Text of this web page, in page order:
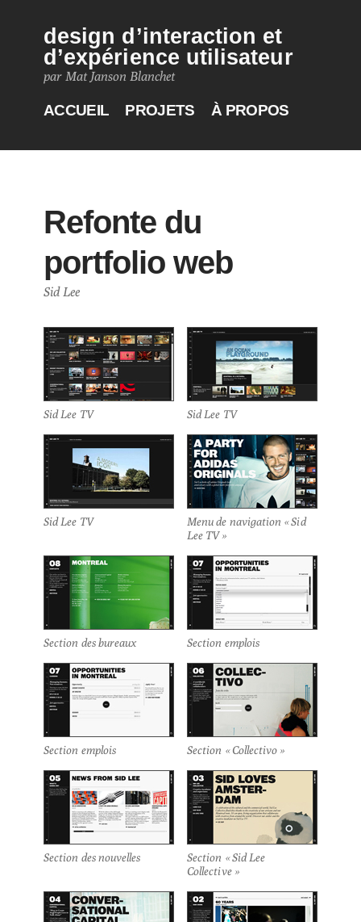
design d’interaction et
d’expérience utilisateur
par Mat Janson Blanchet
ACCUEIL PROJETS À PROPOS
Refonte du
portfolio web
Sid Lee
Sid Lee TV Sid Lee TV
Sid Lee TV
Menu de navigation « Sid
Lee TV »
Section des bureaux Section emplois
Section emplois Section « Collectivo »
Section des nouvelles
Section « Sid Lee
Collective »